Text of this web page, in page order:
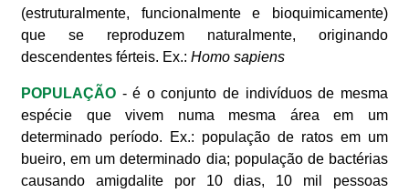
(estruturalmente, funcionalmente e bioquimicamente)
que se reproduzem naturalmente, originando
descendentes férteis. Ex.:Homo sapiens
POPULAÇÃO - é o conjunto de indivíduos de mesma
espécie que vivem numa mesma área em um
determinado período. Ex.: população de ratos em um
bueiro, em um determinado dia; população de bactérias
causando amigdalite por 10 dias, 10 mil pessoas